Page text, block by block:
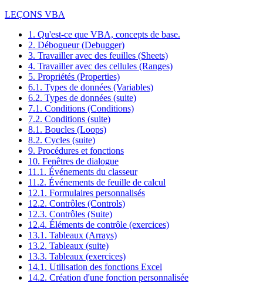
LEÇONS VBA
1. Qu'est-ce que VBA, concepts de base.
2. Débogueur (Debugger)
3. Travailler avec des feuilles (Sheets)
4. Travailler avec des cellules (Ranges)
5. Propriétés (Properties)
6.1. Types de données (Variables)
6.2. Types de données (suite)
7.1. Conditions (Conditions)
7.2. Conditions (suite)
8.1. Boucles (Loops)
8.2. Cycles (suite)
9. Procédures et fonctions
10. Fenêtres de dialogue
11.1. Événements du classeur
11.2. Événements de feuille de calcul
12.1. Formulaires personnalisés
12.2. Contrôles (Controls)
12.3. Contrôles (Suite)
12.4. Éléments de contrôle (exercices)
13.1. Tableaux (Arrays)
13.2. Tableaux (suite)
13.3. Tableaux (exercices)
14.1. Utilisation des fonctions Excel
14.2. Création d'une fonction personnalisée